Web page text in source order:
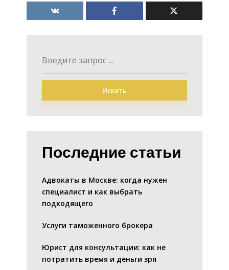
Искать
Последние статьи
Адвокаты в Москве: когда нужен
специалист и как выбрать
подходящего
Услуги таможенного брокера
Юрист для консультации: как не
потратить время и деньги зря